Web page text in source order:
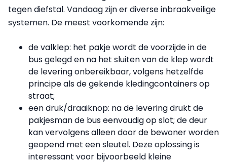
tegen diefstal. Vandaag zijn er diverse inbraakveilige
systemen. De meest voorkomende zijn:
de valklep: het pakje wordt de voorzijde in de
bus gelegd en na het sluiten van de klep wordt
de levering onbereikbaar, volgens hetzelfde
principe als de gekende kledingcontainers op
straat;
een druk/draaiknop: na de levering drukt de
pakjesman de bus eenvoudig op slot; de deur
kan vervolgens alleen door de bewoner worden
geopend met een sleutel. Deze oplossing is
interessant voor bijvoorbeeld kleine